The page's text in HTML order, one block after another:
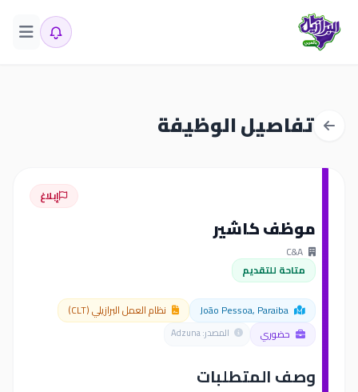
تفاصيل الوظيفة
إبلاغ
موظف كاشير
متاحة للتقديم
نظام العمل البرازيلي (CLT)
حضوري
المصدر: Adzuna
وصف المتطلبات